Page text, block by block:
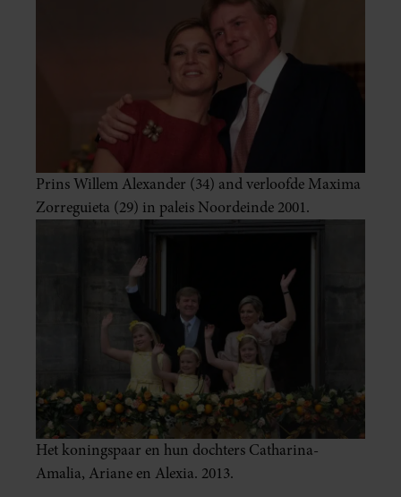
Prins Willem Alexander (34) and verloofde Maxima
Zorreguieta (29) in paleis Noordeinde 2001.
Het koningspaar en hun dochters Catharina-
Amalia, Ariane en Alexia. 2013.